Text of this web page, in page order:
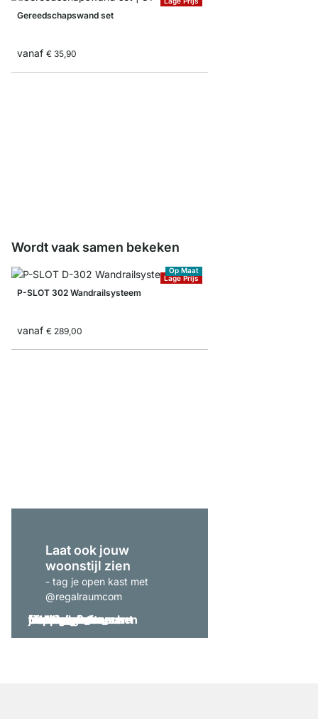
Gereedschapswand set
vanaf € 35,90
Wordt vaak samen bekeken
Lage Prijs
Op Maat
P-SLOT 302 Wandrailsysteem
vanaf € 289,00
Laat ook jouw
woonstijl zien
- tag je open kast met
@regalraumcom